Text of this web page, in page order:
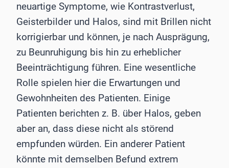
neuartige Symptome, wie Kontrastverlust,
Geisterbilder und Halos, sind mit Brillen nicht
korrigierbar und können, je nach Ausprägung,
zu Beunruhigung bis hin zu erheblicher
Beeinträchtigung führen. Eine wesentliche
Rolle spielen hier die Erwartungen und
Gewohnheiten des Patienten. Einige
Patienten berichten z. B. über Halos, geben
aber an, dass diese nicht als störend
empfunden würden. Ein anderer Patient
könnte mit demselben Befund extrem